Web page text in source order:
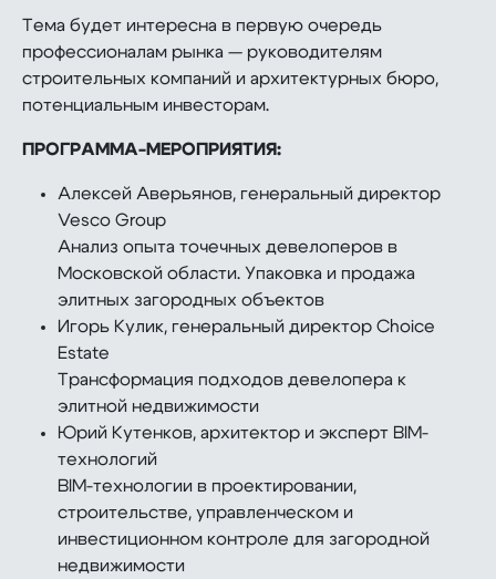
Тема будет интересна в первую очередь
профессионалам рынка — руководителям
строительных компаний и архитектурных бюро,
потенциальным инвесторам.
ПРОГРАММА-МЕРОПРИЯТИЯ:
Алексей Аверьянов, генеральный директор
Vesco Group
Анализ опыта точечных девелоперов в
Московской области. Упаковка и продажа
элитных загородных объектов
Игорь Кулик, генеральный директор Choice
Estate
Трансформация подходов девелопера к
элитной недвижимости
Юрий Кутенков, архитектор и эксперт BIM-
технологий
BIM-технологии в проектировании,
строительстве, управленческом и
инвестиционном контроле для загородной
недвижимости